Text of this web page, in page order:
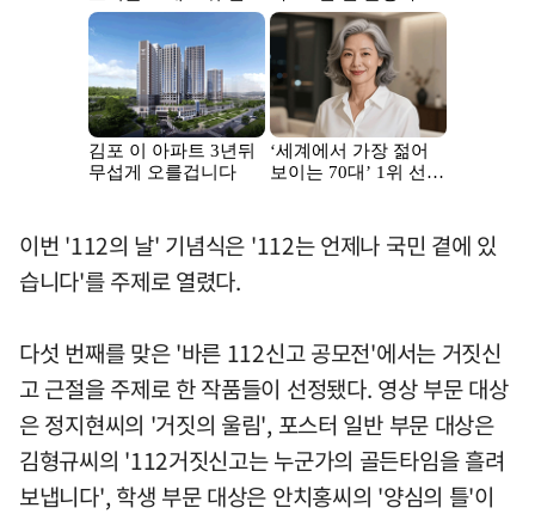
이번 '112의 날' 기념식은 '112는 언제나 국민 곁에 있
습니다'를 주제로 열렸다.
다섯 번째를 맞은 '바른 112신고 공모전'에서는 거짓신
고 근절을 주제로 한 작품들이 선정됐다. 영상 부문 대상
은 정지현씨의 '거짓의 울림', 포스터 일반 부문 대상은
김형규씨의 '112거짓신고는 누군가의 골든타임을 흘려
보냅니다', 학생 부문 대상은 안치홍씨의 '양심의 틀'이